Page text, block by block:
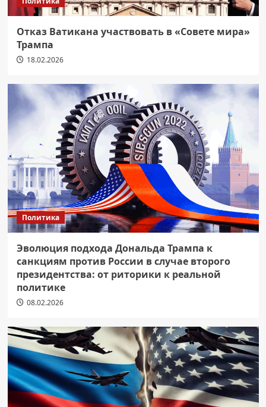
Отказ Ватикана участвовать в «Совете мира»
Трампа
18.02.2026
Политика
Эволюция подхода Дональда Трампа к
санкциям против России в случае второго
президентства: от риторики к реальной
политике
08.02.2026